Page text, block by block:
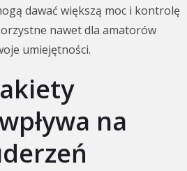
dawać większą moc i kontrolę
nawet dla amatorów
umiejętności.
na